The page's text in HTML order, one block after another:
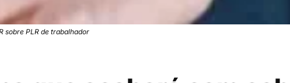
sobre PLR de trabalhador